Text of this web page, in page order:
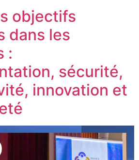
objectifs
dans les
:
sécurité,
innovation et